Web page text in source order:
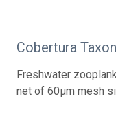
Cobertura
Freshwater
net of 60µm mesh